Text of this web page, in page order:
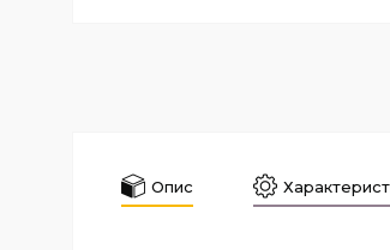
Опис